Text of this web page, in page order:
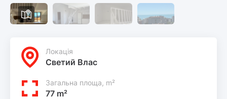
Локацiя
Светий Влас
Загальна площа, m²
77 m²